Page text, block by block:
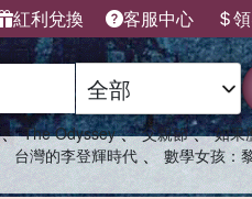
紅利兌換 客服中心
、 The Odyssey 、 父親節 、 如果
台灣的李登輝時代 、 數學女孩：